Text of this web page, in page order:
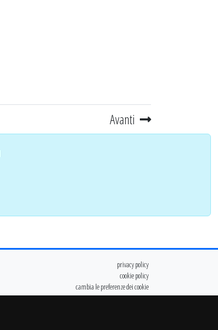
Avanti
privacy policy
cookie policy
cambia le preferenze dei cookie